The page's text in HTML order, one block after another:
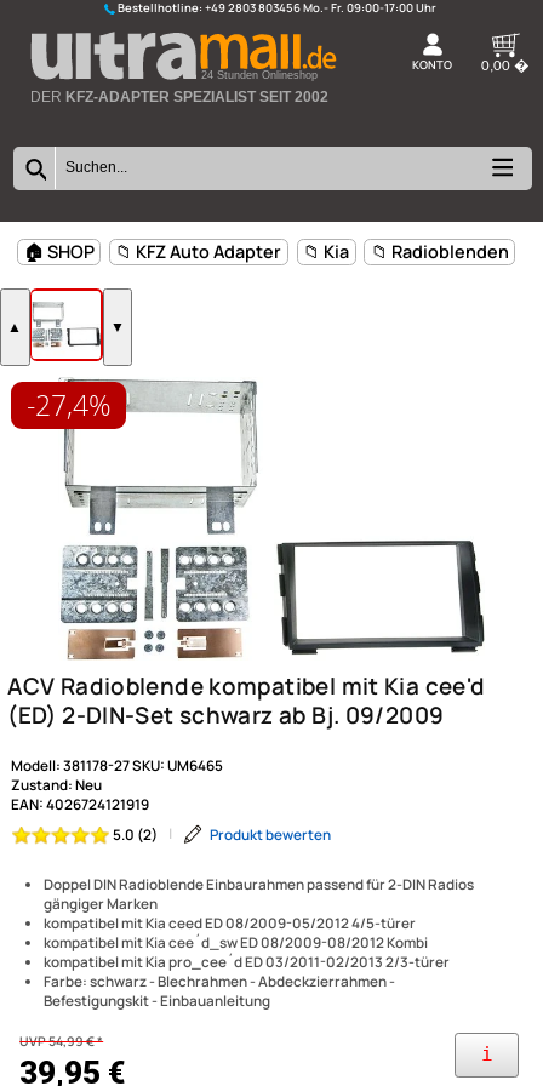
Bestellhotline:+49 2803 803456
24 Stunden Onlineshop
▲ ▼
-27,4%
Doppel DIN Radioblende Einbaurahmen passend für 2-DIN Radios
gängiger Marken
kompatibel mit Kia cee´d_sw ED 08/2009-08/2012 Kombi
kompatibel mit Kia pro_cee´d ED 03/2011-02/2013 2/3-türer
Modell: 381178-27 SKU:UM6465
EAN:4026724121919
5.0 (2) | Produkt bewerten